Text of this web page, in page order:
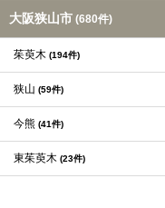
大阪狭山市 (680件)
茱萸木 (194件)
狭山 (59件)
今熊 (41件)
東茱萸木 (23件)